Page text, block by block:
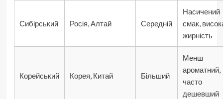
Сибірський Росія, Алтай Середній
Насичений
смак,
жирність
Корейський Корея, Китай Більший
Менш
ароматний,
часто
дешевший